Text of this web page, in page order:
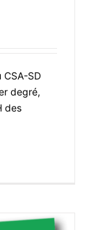
CSA-SD
degré,
des